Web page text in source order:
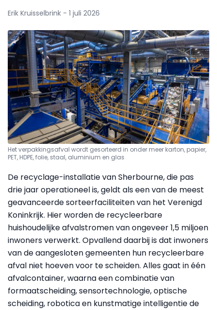
Erik Kruisselbrink - 1 juli 2026
Het verpakkingsafval wordt gesorteerd in onder meer karton, papier,
PET, HDPE, folie, staal, aluminium en glas
De recyclage-installatie van Sherbourne, die pas
drie jaar operationeel is, geldt als een van de meest
geavanceerde sorteerfaciliteiten van het Verenigd
Koninkrijk. Hier worden de recycleerbare
huishoudelijke afvalstromen van ongeveer 1,5 miljoen
inwoners verwerkt. Opvallend daarbij is dat inwoners
van de aangesloten gemeenten hun recycleerbare
afval niet hoeven voor te scheiden. Alles gaat in één
afvalcontainer, waarna een combinatie van
formaatscheiding, sensortechnologie, optische
scheiding, robotica en kunstmatige intelligentie de